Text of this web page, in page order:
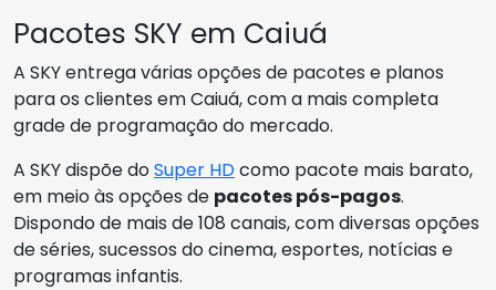
Pacotes SKY em Caiuá
A SKY entrega várias opções de pacotes e planos
para os clientes em Caiuá, com a mais completa
grade de programação do mercado.
A SKY dispõe doSuper HDcomo pacote mais barato,
em meio às opções de pacotes pós-pagos.
Dispondo de mais de 108 canais, com diversas opções
de séries, sucessos do cinema, esportes, notícias e
programas infantis.